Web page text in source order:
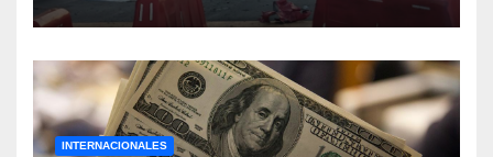
INTERNACIONALES